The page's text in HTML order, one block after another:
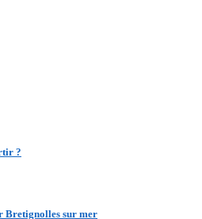
?
Bretignolles sur mer